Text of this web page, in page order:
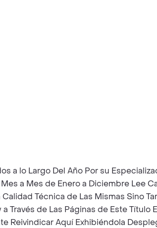
a lo Largo Del Año Por su
a Mes de Enero a Diciembre Lee
Técnica de Las Mismas Sino
de Las Páginas de Este
Aquí Exhibiéndola